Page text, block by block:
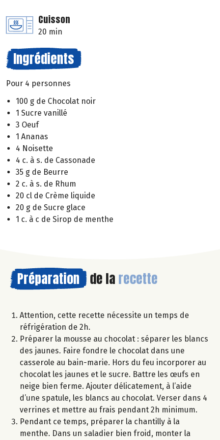
Cuisson
20 min
Ingrédients
Pour 4 personnes
100 g de Chocolat noir
1 Sucre vanillé
3 Oeuf
1 Ananas
4 Noisette
4 c. à s. de Cassonade
35 g de Beurre
2 c. à s. de Rhum
20 cl de Crème liquide
20 g de Sucre glace
1 c. à c de Sirop de menthe
Préparation de la recette
Attention, cette recette nécessite un temps de
réfrigération de 2h.
Préparer la mousse au chocolat : séparer les blancs
des jaunes. Faire fondre le chocolat dans une
casserole au bain-marie. Hors du feu incorporer au
chocolat les jaunes et le sucre. Battre les œufs en
neige bien ferme. Ajouter délicatement, à l’aide
d’une spatule, les blancs au chocolat. Verser dans 4
verrines et mettre au frais pendant 2h minimum.
Pendant ce temps, préparer la chantilly à la
menthe. Dans un saladier bien froid, monter la